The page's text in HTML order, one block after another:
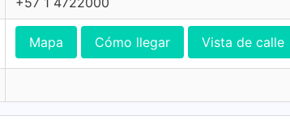
Mapa Cómo llegar Vista de calle